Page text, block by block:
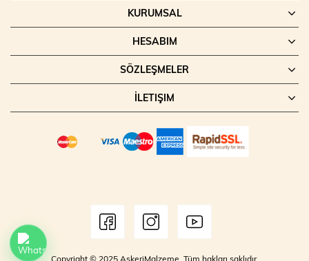
KURUMSAL
HESABIM
SÖZLEŞMELER
İLETIŞIM
Copyright © 2025 AskeriMalzeme. Tüm hakları saklıdır.